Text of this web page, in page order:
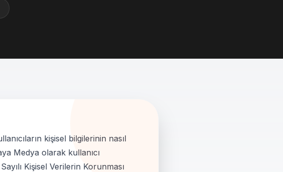
kişisel bilgilerinin nasıl
Medya olarak kullanıcı
Kişisel Verilerin Korunması